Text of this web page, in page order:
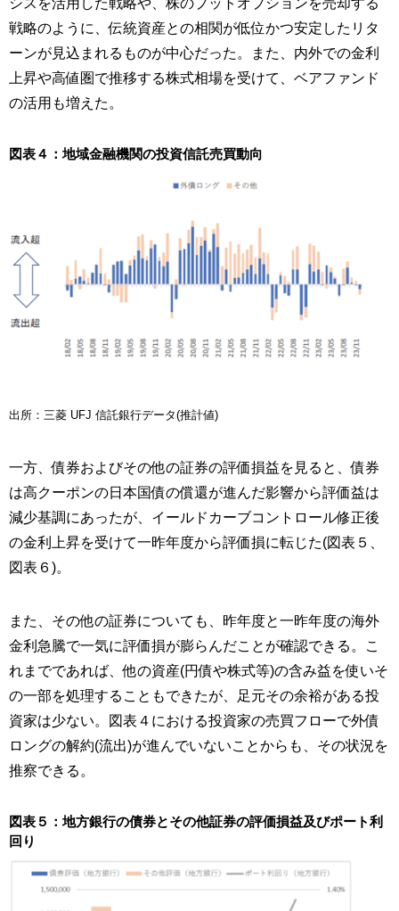
シスを活用した戦略や、株のプットオプションを売却する
戦略のように、伝統資産との相関が低位かつ安定したリタ
ーンが見込まれるものが中心だった。また、内外での金利
上昇や高値圏で推移する株式相場を受けて、ベアファンド
の活用も増えた。
図表４：地域金融機関の投資信託売買動向
出所：三菱 UFJ 信託銀行データ(推計値)
一方、債券およびその他の証券の評価損益を見ると、債券
は高クーポンの日本国債の償還が進んだ影響から評価益は
減少基調にあったが、イールドカーブコントロール修正後
の金利上昇を受けて一昨年度から評価損に転じた(図表５、
図表６)。
また、その他の証券についても、昨年度と一昨年度の海外
金利急騰で一気に評価損が膨らんだことが確認できる。こ
れまでであれば、他の資産(円債や株式等)の含み益を使いそ
の一部を処理することもできたが、足元その余裕がある投
資家は少ない。図表４における投資家の売買フローで外債
ロングの解約(流出)が進んでいないことからも、その状況を
推察できる。
図表５：地方銀行の債券とその他証券の評価損益及びポート利
回り